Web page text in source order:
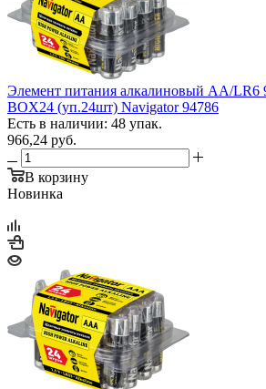
Элемент питания алкалиновый AA/LR6
BOX24 (уп.24шт) Navigator 94786
Есть в наличии: 48 упак.
966,24 руб.
В корзину
Новинка